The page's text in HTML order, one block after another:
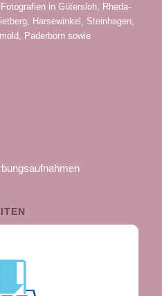
in Gütersloh, Rheda-
Harsewinkel, Steinhagen,
Paderborn sowie